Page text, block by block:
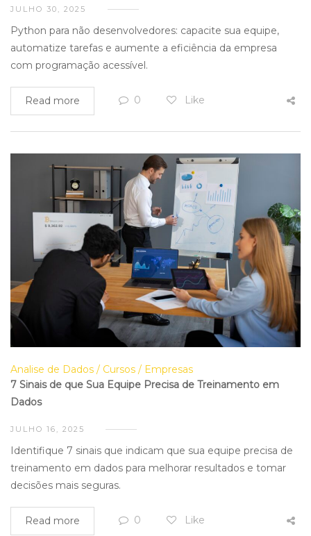
JULHO 30, 2025
Python para não desenvolvedores: capacite sua equipe,
automatize tarefas e aumente a eficiência da empresa
com programação acessível.
Read more 0 Like
Analise de Dados Cursos
Empresas
7 Sinais de que Sua Equipe Precisa de Treinamento em
Dados
JULHO 16, 2025
Identifique 7 sinais que indicam que sua equipe precisa de
treinamento em dados para melhorar resultados e tomar
decisões mais seguras.
Read more 0 Like